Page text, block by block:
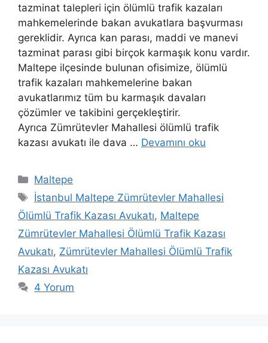
tazminat talepleri için ölümlü trafik kazaları
mahkemelerinde bakan avukatlara başvurması
gereklidir. Ayrıca kan parası, maddi ve manevi
tazminat parası gibi birçok karmaşık konu vardır.
Maltepe ilçesinde bulunan ofisimize, ölümlü
trafik kazaları mahkemelerine bakan
avukatlarımız tüm bu karmaşık davaları
çözümler ve takibini gerçekleştirir.
Ayrıca Zümrütevler Mahallesi ölümlü trafik
kazası avukatı ile dava … Devamını oku
Kategoriler
Maltepe
Etiketler
İstanbul Maltepe Zümrütevler Mahallesi
Ölümlü Trafik Kazası Avukatı, Maltepe
Zümrütevler Mahallesi Ölümlü Trafik Kazası
Avukatı, Zümrütevler Mahallesi Ölümlü Trafik
Kazası Avukatı
4 Yorum